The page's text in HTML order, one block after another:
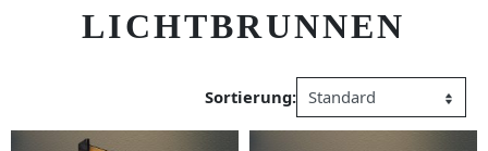
LICHTBRUNNEN
Sortierung: